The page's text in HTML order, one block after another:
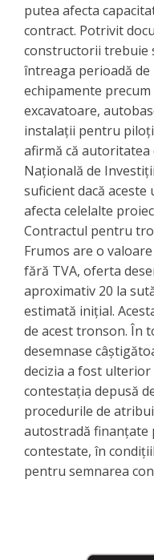
putea afecta
contract. Potrivit
constructorii trebuie
întreaga perioadă de
echipamente
excavatoare,
instalații pentru
afirmă că
Națională de
suficient dacă
afecta celelalte
Contractul pentru
Frumos are o
fără TVA, oferta
aproximativ 20 la
estimată inițial.
de acest tronson. În
desemnase
decizia a fost
contestația depusă
procedurile de
autostradă finanțate
contestate, în
pentru semnarea